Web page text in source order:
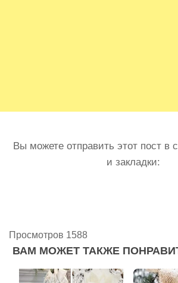
Вы можете отправить этот пост в
и закладки:
Просмотров 1588
ВАМ МОЖЕТ ТАКЖЕ